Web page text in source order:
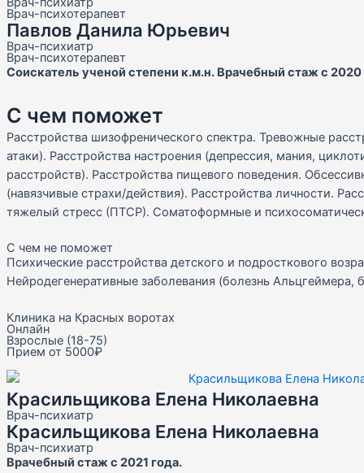
Врач-психотерапевт
Павлов Данила Юрьевич
Врач-психиатр
Врач-психотерапевт
Соискатель ученой степени к.м.н. Врачебный стаж с 2020
С чем поможет
Расстройства шизофренического спектра. Тревожные
атаки). Расстройства настроения (депрессия, мания,
расстройств). Расстройства пищевого поведения.
(навязчивые страхи/действия). Расстройства личности.
тяжелый стресс (ПТСР). Соматоформные и
С чем не поможет
Психические расстройства детского и подросткового
Нейродегенеративные заболевания (болезнь Альцгеймера,
Клиника на Красных воротах
Онлайн
Взрослые (18-75)
Прием от 5000₽
Красильщикова Елена Николаевна
Врач-психиатр
Красильщикова Елена Николаевна
Врач-психиатр
Врачебный стаж с 2021 года.